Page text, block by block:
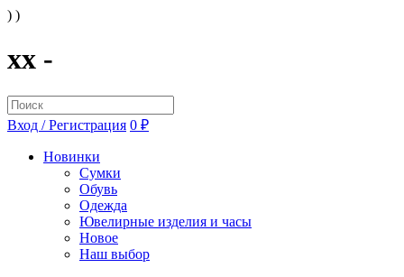
) )
xx -
Вход / Регистрация 0 ₽
Новинки
Сумки
Обувь
Одежда
Ювелирные изделия и часы
Новое
Наш выбор